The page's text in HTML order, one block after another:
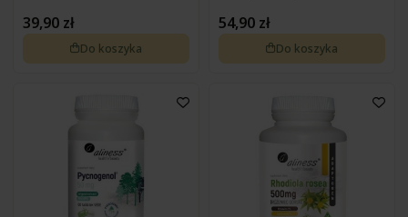
39,90 zł
Do koszyka
54,90 zł
Do koszyka